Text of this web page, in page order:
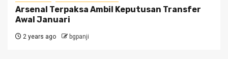
Arsenal Terpaksa Ambil Keputusan Transfer
Awal Januari
2 years ago bgpanji